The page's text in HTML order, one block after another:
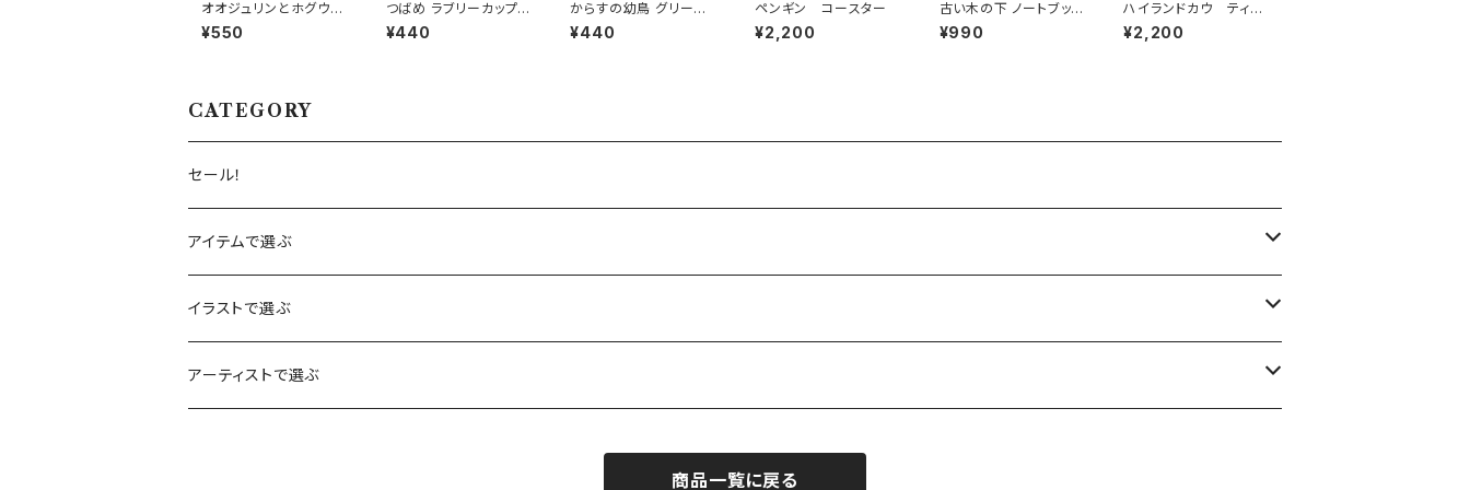
オオジュリンとホグウィ
ードとワイルドフラワ
ー 夏 カード (メール
¥550
つばめ ラブリーカップル
グリーティングカード
(メール便可)
¥440
からすの幼鳥 グリーテ
ィングカード 友への贈
り物(メール便可)
¥440
ペンギン コースター
¥2,200
古い木の下 ノートブック
A5 (メール便可)
¥990
ハイランドカウ ティー
タオル コットン
¥2,200
CATEGORY
セール！
アイテムで選ぶ
カレンダー
カード
イラストで選ぶ
赤りす
アーティストで選ぶ
商品一覧に戻る